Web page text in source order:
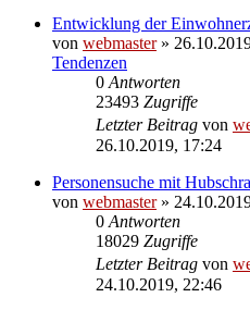
Entwicklung der
von webmaster»
Tendenzen
0 Antworten
23493 Zugriffe
Letzter Beitrag von
26.10.2019, 17:24
Personensuche mit
von webmaster»
0 Antworten
18029 Zugriffe
Letzter Beitrag von
24.10.2019, 22:46